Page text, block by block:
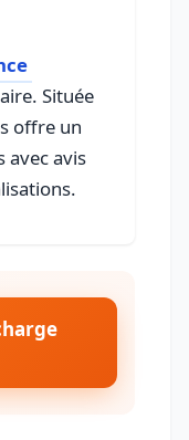
Située
offre un
avec avis